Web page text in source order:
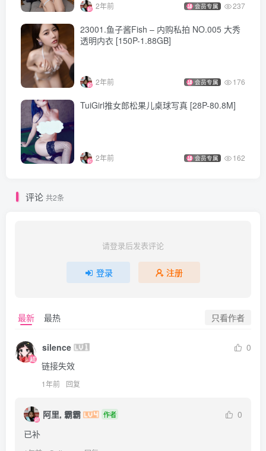
2年前 会员专属 237
23001.鱼子酱Fish – 内购私拍 NO.005 大秀
透明内衣 [150P-1.88GB]
2年前 会员专属 176
TuiGirl推女郎松果儿桌球写真 [28P-80.8M]
2年前 会员专属 162
评论 共2条
请登录后发表评论
登录 注册
最新 最热 只看作者
silence
0
链接失效
1年前 回复
阿里, 霸霸 作者
0
已补